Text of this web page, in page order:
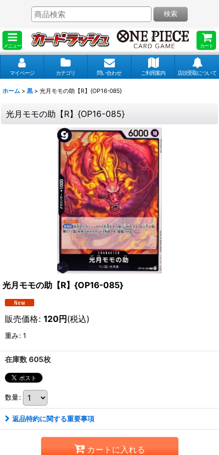
メニュー カート
検索
マイページ カテゴリ 問い合わせ ご利用案内 店頭受取について
ホーム > 黒 > 光月モモの助【R】{OP16-085}
光月モモの助【R】{OP16-085}
光月モモの助【R】{OP16-085}
販売価格: 120円(税込)
重み: 1
在庫数 605枚
数量:
返品特約に関する重要事項
カートに入れる